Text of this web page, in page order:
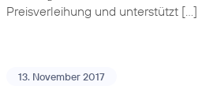
Preisverleihung und unterstützt […]
13. November 2017